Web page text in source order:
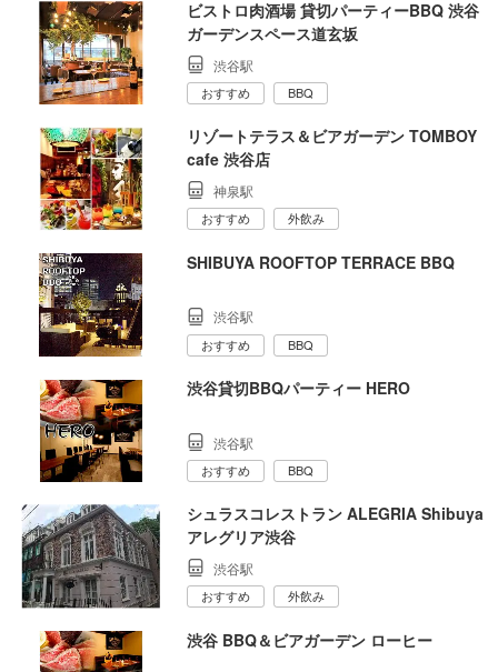
ビストロ肉酒場 貸切パーティーBBQ 渋谷
ガーデンスペース道玄坂
渋谷駅
おすすめ BBQ
リゾートテラス＆ビアガーデン TOMBOY
cafe 渋谷店
神泉駅
おすすめ 外飲み
SHIBUYA ROOFTOP TERRACE BBQ
渋谷駅
おすすめ BBQ
渋谷貸切BBQパーティー HERO
渋谷駅
おすすめ BBQ
シュラスコレストラン ALEGRIA Shibuya
アレグリア渋谷
渋谷駅
おすすめ 外飲み
渋谷 BBQ＆ビアガーデン ローヒー